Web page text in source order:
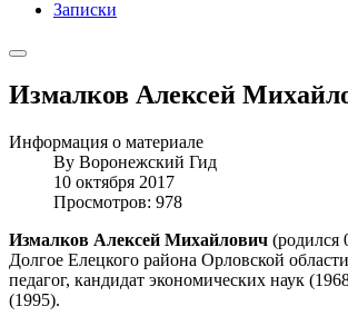
Записки
Измалков Алексей
Информация о материале
By Воронежский Гид
10 октября 2017
Просмотров: 978
Измалков Алексей Михайлович (родился
Долгое Елецкого района Орловской
педагог, кандидат экономических наук
(1995).